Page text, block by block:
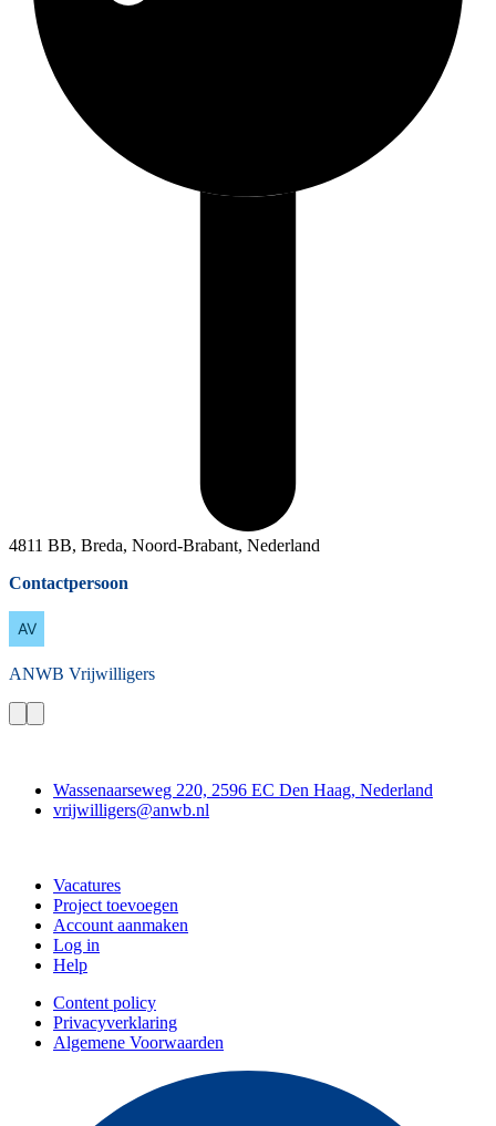
4811 BB, Breda, Noord-Brabant, Nederland
Contactpersoon
ANWB Vrijwilligers
Wassenaarseweg 220, 2596 EC Den Haag, Nederland
vrijwilligers@anwb.nl
Vacatures
Project toevoegen
Account aanmaken
Log in
Help
Content policy
Privacyverklaring
Algemene Voorwaarden